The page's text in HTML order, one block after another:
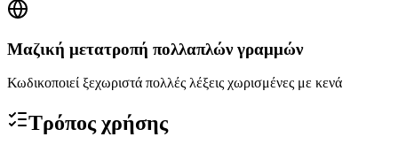
Μαζική μετατροπή πολλαπλών γραμμών
Κωδικοποιεί ξεχωριστά πολλές λέξεις χωρισμένες με κενά
Τρόπος χρήσης